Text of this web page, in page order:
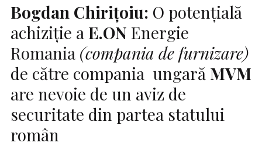
Bogdan Chirițoiu: O potențială
achiziție a E.ON Energie
Romania (compania de furnizare)
de către compania ungară MVM
are nevoie de un aviz de
securitate din partea statului
român